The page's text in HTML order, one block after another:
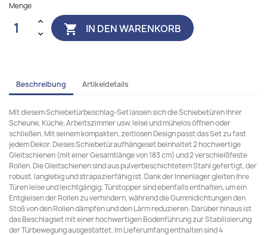
Menge
 IN DEN WARENKORB
Beschreibung Artikeldetails
Mit diesem Schiebetürbeschlag-Set lassen sich die Schiebetüren Ihrer
Scheune, Küche, Arbeitszimmer usw. leise und mühelos öffnen oder
schließen. Mit seinem kompakten, zeitlosen Design passt das Set zu fast
jedem Dekor. Dieses Schiebetüraufhängeset beinhaltet 2 hochwertige
Gleitschienen (mit einer Gesamtlänge von 183 cm) und 2 verschleißfeste
Rollen. Die Gleitschienen sind aus pulverbeschichtetem Stahl gefertigt, der
robust, langlebig und strapazierfähig ist. Dank der Innenlager gleiten Ihre
Türen leise und leichtgängig. Türstopper sind ebenfalls enthalten, um ein
Entgleisen der Rollen zu verhindern, während die Gummidichtungen den
Stoß von den Rollen dämpfen und den Lärm reduzieren. Darüber hinaus ist
das Beschlagset mit einer hochwertigen Bodenführung zur Stabilisierung
der Türbewegung ausgestattet. Im Lieferumfang enthalten sind 4